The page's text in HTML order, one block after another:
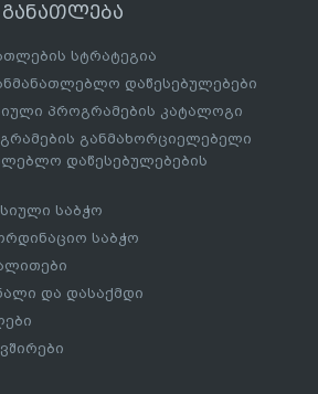
სტრატეგია
დაწესებულებები
პროგრამების კატალოგი
განმახორციელებელი
დაწესებულებების
საბჭო
საბჭო
და დასაქმდი